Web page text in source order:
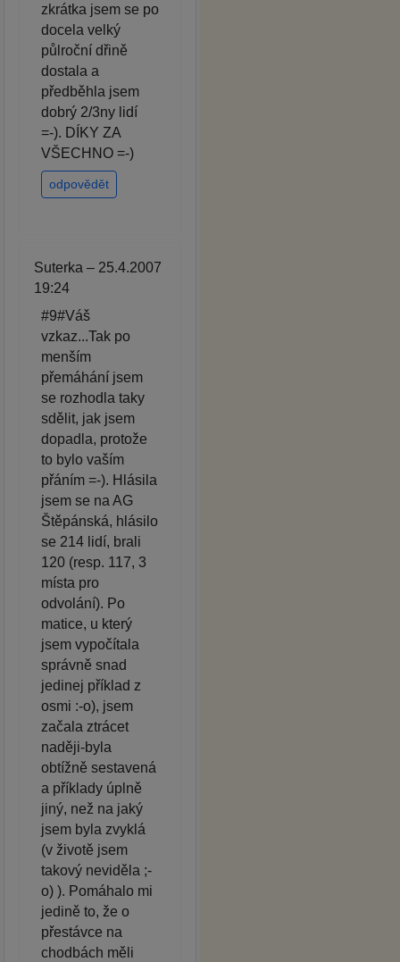
zkrátka jsem se po
docela velký
půlroční dřině
dostala a
předběhla jsem
dobrý 2/3ny lidí
=-). DÍKY ZA
VŠECHNO =-)
odpovědět
Suterka – 25.4.2007
19:24
#9#Váš
vzkaz...Tak po
menším
přemáhání jsem
se rozhodla taky
sdělit, jak jsem
dopadla, protože
to bylo vaším
přáním =-). Hlásila
jsem se na AG
Štěpánská, hlásilo
se 214 lidí, brali
120 (resp. 117, 3
místa pro
odvolání). Po
matice, u který
jsem vypočítala
správně snad
jedinej příklad z
osmi :-o), jsem
začala ztrácet
naději-byla
obtížně sestavená
a příklady úplně
jiný, než na jaký
jsem byla zvyklá
(v životě jsem
takový neviděla ;-
o) ). Pomáhalo mi
jedině to, že o
přestávce na
chodbách měli